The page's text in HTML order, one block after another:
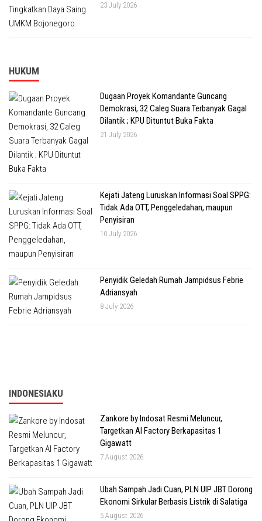
23 July 2026
HUKUM
Dugaan Proyek Komandante Guncang
Demokrasi, 32 Caleg Suara Terbanyak Gagal
Dilantik ; KPU Dituntut Buka Fakta
21 July 2026
Kejati Jateng Luruskan Informasi Soal SPPG:
Tidak Ada OTT, Penggeledahan, maupun
Penyisiran
10 July 2026
Penyidik Geledah Rumah Jampidsus Febrie
Adriansyah
8 July 2026
INDONESIAKU
Zankore by Indosat Resmi Meluncur,
Targetkan AI Factory Berkapasitas 1
Gigawatt
7 August 2026
Ubah Sampah Jadi Cuan, PLN UIP JBT Dorong
Ekonomi Sirkular Berbasis Listrik di Salatiga
5 August 2026